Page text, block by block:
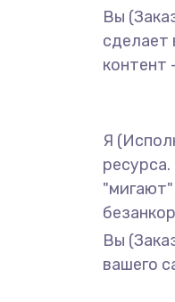
Вы
сделает
контент
Я
Вы
вашего